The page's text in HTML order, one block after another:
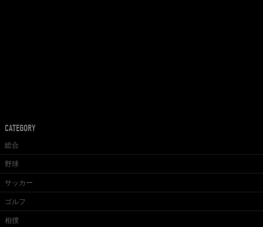
CATEGORY
総合
野球
サッカー
ゴルフ
相撲